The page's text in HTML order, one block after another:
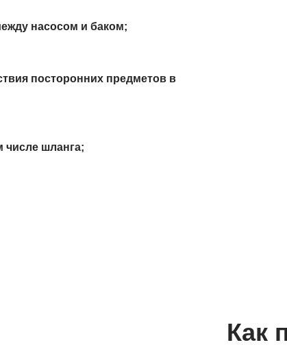
насосом и баком;
посторонних предметов в
числе шланга;
Как